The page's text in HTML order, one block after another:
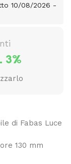
10/08/2026 -
3%
di Fabas Luce
130 mm